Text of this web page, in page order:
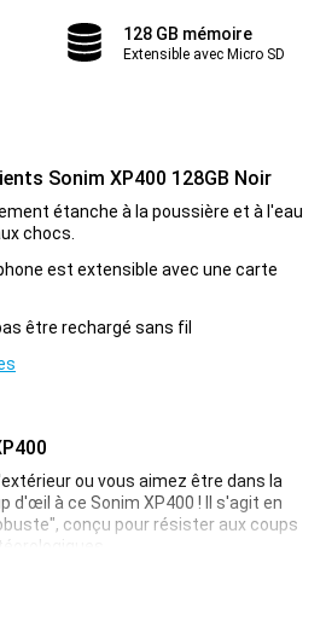
128 GB mémoire
Extensible avec Micro SD
Sonim XP400 128GB Noir
étanche à la poussière et à l'eau
chocs.
est extensible avec une carte
être rechargé sans fil
ou vous aimez être dans la
d'œil à ce Sonim XP400 ! Il s'agit en
conçu pour résister aux coups
sans étui, car la coque est déjà